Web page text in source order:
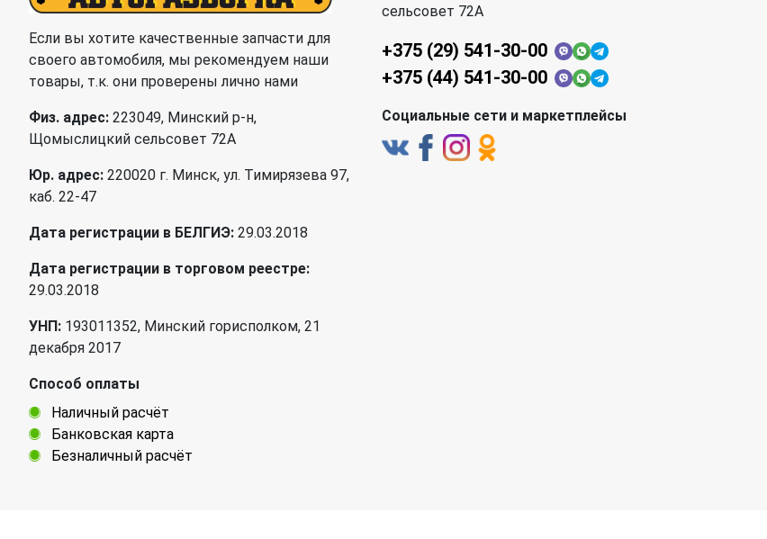
Если вы хотите качественные запчасти для
своего автомобиля, мы рекомендуем наши
товары, т.к. они проверены лично нами
Физ. адрес: 223049, Минский р-н,
Щомыслицкий сельсовет 72А
Юр. адрес: 220020 г. Минск, ул. Тимирязева 97,
каб. 22-47
Дата регистрации в БЕЛГИЭ: 29.03.2018
Дата регистрации в торговом реестре:
29.03.2018
УНП: 193011352, Минский горисполком, 21
декабря 2017
Способ оплаты
Наличный расчёт
Банковская карта
Безналичный расчёт
сельсовет 72А
+375 (29) 541-30-00
+375 (44) 541-30-00
Социальные сети и маркетплейсы